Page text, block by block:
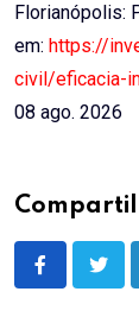
Florianópolis:
em: https://
civil/eficacia-
08 ago. 2026